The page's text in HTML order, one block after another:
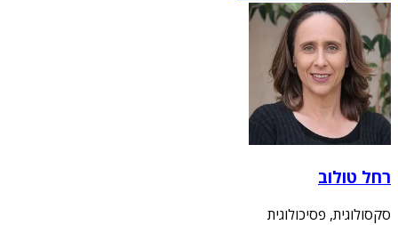
רחל טולוב
סקסולוגית, פסיכולוגית